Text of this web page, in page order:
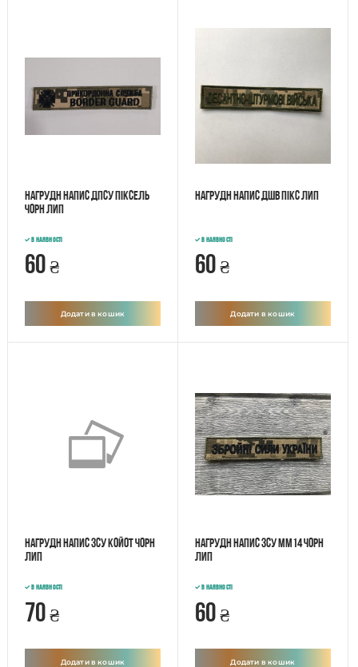
Нагрудн напис ДПСУ піксель
чорн лип
В наявності
60 ₴
Додати в кошик
Нагрудн напис ДШВ пікс лип
В наявності
60 ₴
Додати в кошик
Нагрудн напис ЗСУ Койот чорн
лип
В наявності
70 ₴
Додати в кошик
Нагрудн напис ЗСУ ММ14 чорн
лип
В наявності
60 ₴
Додати в кошик